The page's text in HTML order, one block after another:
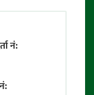
नं: